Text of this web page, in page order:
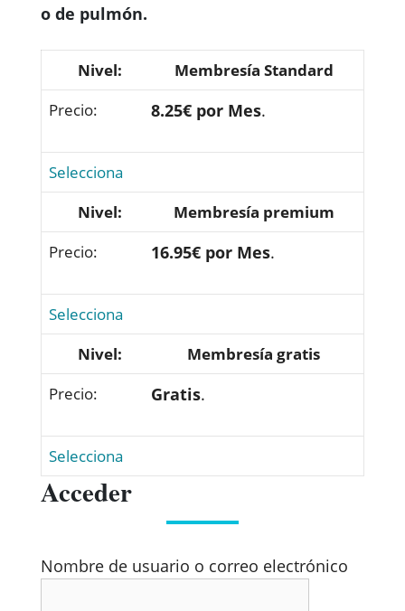
o de pulmón.
Membresía Standard
8.25€ por Mes.
Selecciona
Membresía premium
16.95€ por Mes.
Selecciona
Membresía gratis
Gratis.
Selecciona
Acceder
Nombre de usuario o correo electrónico